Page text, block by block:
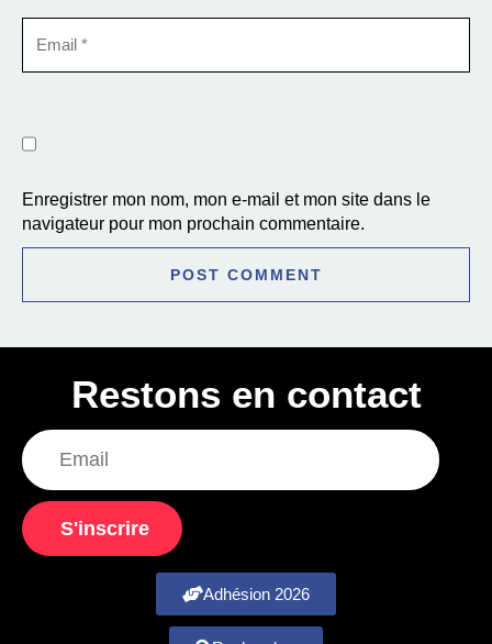
Enregistrer mon nom, mon e-mail et mon site dans le
navigateur pour mon prochain commentaire.
Restons en contact
S'inscrire
Adhésion 2026